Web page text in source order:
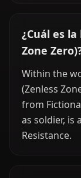
¿Cuál es
Zone
Within the
(Zenless
from
as soldier, is
Resistance.